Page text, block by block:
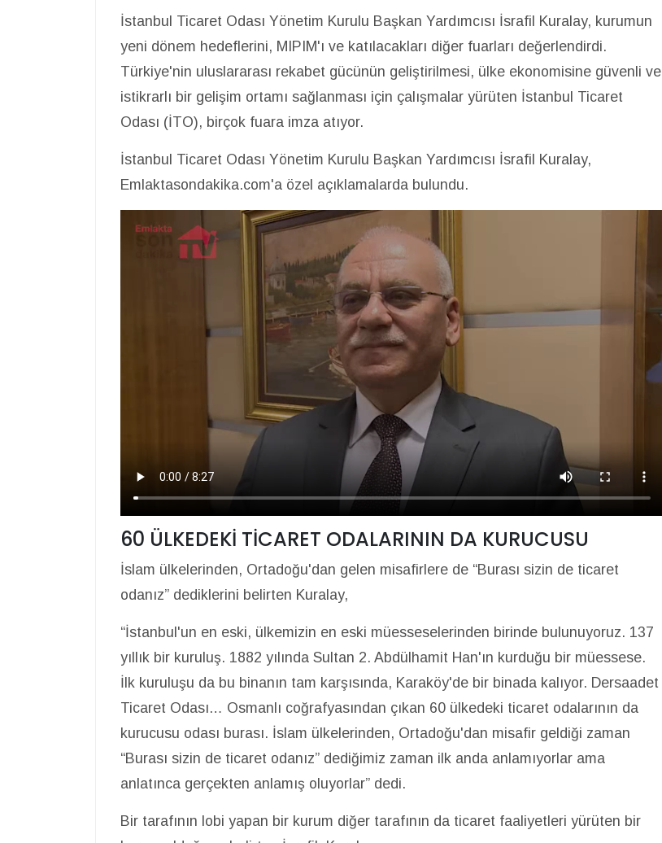
İstanbul Ticaret Odası Yönetim Kurulu Başkan Yardımcısı İsrafil Kuralay, kurumun
yeni dönem hedeflerini, MIPIM'ı ve katılacakları diğer fuarları değerlendirdi.
Türkiye'nin uluslararası rekabet gücünün geliştirilmesi, ülke ekonomisine güvenli ve
istikrarlı bir gelişim ortamı sağlanması için çalışmalar yürüten İstanbul Ticaret
Odası (İTO), birçok fuara imza atıyor.
İstanbul Ticaret Odası Yönetim Kurulu Başkan Yardımcısı İsrafil Kuralay,
Emlaktasondakika.com'a özel açıklamalarda bulundu.
60 ÜLKEDEKİ TİCARET ODALARININ DA KURUCUSU
İslam ülkelerinden, Ortadoğu'dan gelen misafirlere de “Burası sizin de ticaret
odanız” dediklerini belirten Kuralay,
“İstanbul'un en eski, ülkemizin en eski müesseselerinden birinde bulunuyoruz. 137
yıllık bir kuruluş. 1882 yılında Sultan 2. Abdülhamit Han'ın kurduğu bir müessese.
İlk kuruluşu da bu binanın tam karşısında, Karaköy'de bir binada kalıyor. Dersaadet
Ticaret Odası… Osmanlı coğrafyasından çıkan 60 ülkedeki ticaret odalarının da
kurucusu odası burası. İslam ülkelerinden, Ortadoğu'dan misafir geldiği zaman
“Burası sizin de ticaret odanız” dediğimiz zaman ilk anda anlamıyorlar ama
anlatınca gerçekten anlamış oluyorlar” dedi.
Bir tarafının lobi yapan bir kurum diğer tarafının da ticaret faaliyetleri yürüten bir